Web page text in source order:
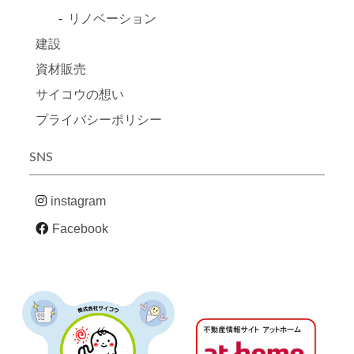
リノベーション
建設
資材販売
サイコウの想い
プライバシーポリシー
SNS
instagram
Facebook